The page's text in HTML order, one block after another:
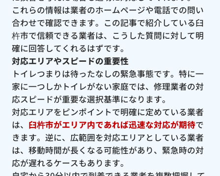
これらの情報は業者のホームページや電話での問い
合わせで確認できます。この記事で紹介している臼
杵市で信頼できる業者は、こうした質問に対して明
確に回答してくれるはずです。
対応エリアやスピードの重要性
トイレつまりは待ったなしの緊急事態です。特に一
家に一つしかトイレがない家庭では、修理業者の対
応スピードが重要な選択基準になります。
対応エリアをピンポイントで明確に定めている業者
は、 臼杵市がエリア内であれば迅速な対応が期待で
きます。逆に、広範囲を対応エリアとしている業者
は、移動時間が長くなる可能性があり、緊急時の対
応が遅れるケースもあります。